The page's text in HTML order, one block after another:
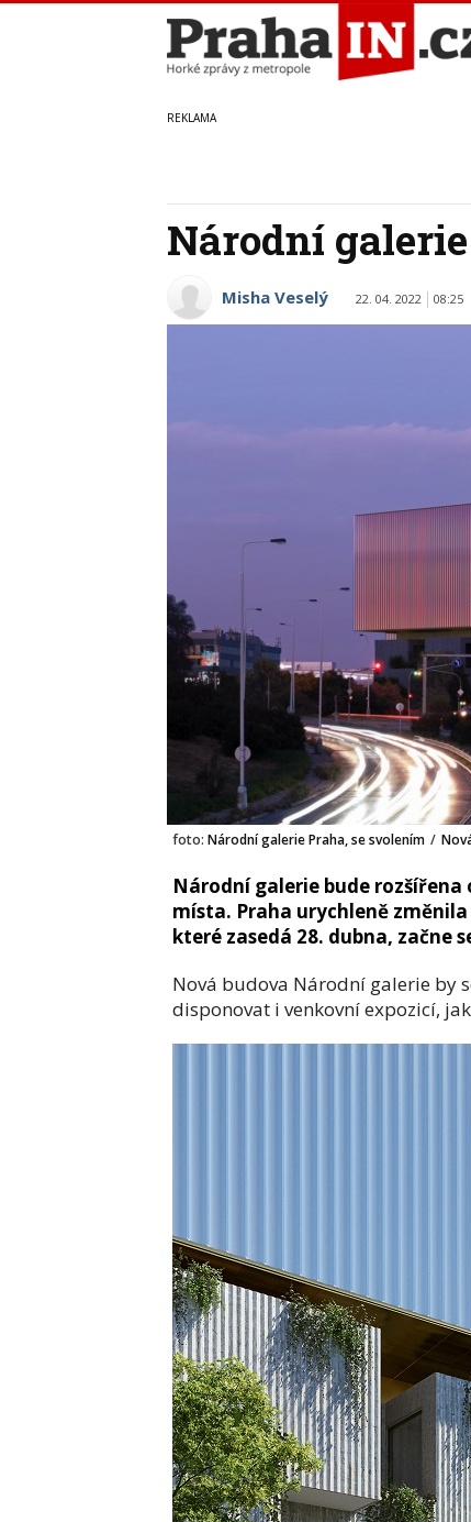
Národní
Misha Veselý 22. 04. 2022 08:25
foto: Národní galerie Praha, se svolením /
Národní galerie bude
místa. Praha urychleně
které zasedá 28. dubna, začne
Nová budova Národní galerie by
disponovat i venkovní expozicí,